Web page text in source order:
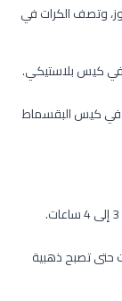
وتصف الكرات في
كيس بلاستيكي.
في كيس البقسماط
حتى تصبح ذهبية